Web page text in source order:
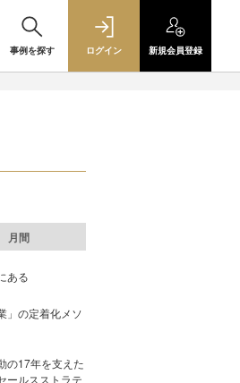
事例を探す ログイン 新規会員登録
月間
ある
」の定着化メソ
の17年を支えた
ールスストラテ